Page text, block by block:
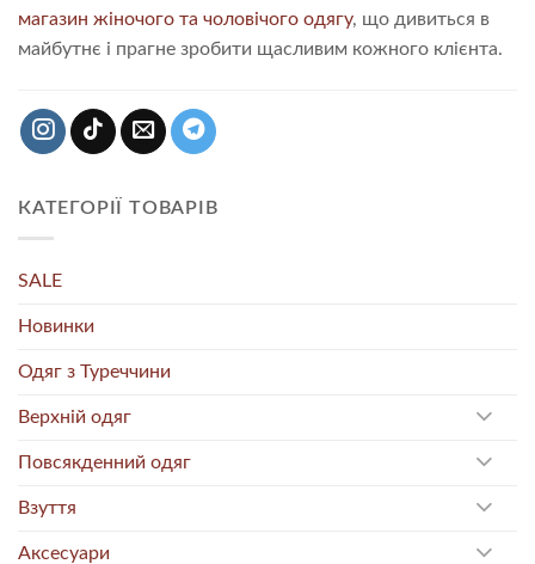
магазин жіночого та чоловічого одягу, що дивиться в
майбутнє і прагне зробити щасливим кожного клієнта.
КАТЕГОРІЇ ТОВАРІВ
SALE
Новинки
Одяг з Туреччини
Верхній одяг
Повсякденний одяг
Взуття
Аксесуари